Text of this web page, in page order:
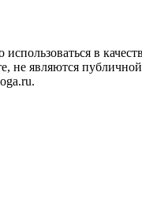
в
не являются